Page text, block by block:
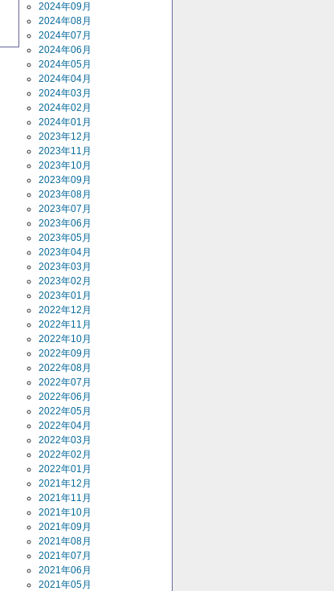
2024年09月
2024年08月
2024年07月
2024年06月
2024年05月
2024年04月
2024年03月
2024年02月
2024年01月
2023年12月
2023年11月
2023年10月
2023年09月
2023年08月
2023年07月
2023年06月
2023年05月
2023年04月
2023年03月
2023年02月
2023年01月
2022年12月
2022年11月
2022年10月
2022年09月
2022年08月
2022年07月
2022年06月
2022年05月
2022年04月
2022年03月
2022年02月
2022年01月
2021年12月
2021年11月
2021年10月
2021年09月
2021年08月
2021年07月
2021年06月
2021年05月